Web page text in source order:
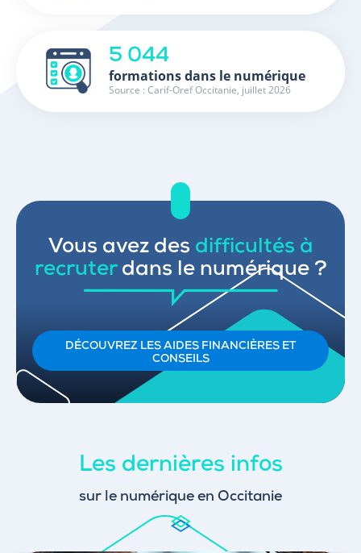
5 044
formations dans le numérique
Source : Carif-Oref Occitanie, juillet 2026
Vous avez des difficultés à
recruterdans le numérique ?
DÉCOUVREZ LES AIDES FINANCIÈRES ET
CONSEILS
Les dernières infos
sur le numérique en Occitanie